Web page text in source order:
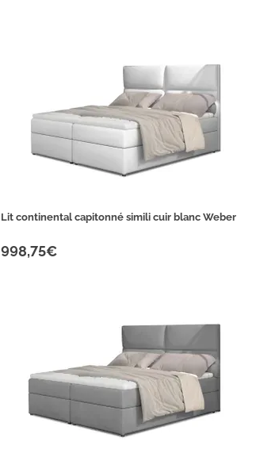
Lit continental capitonné simili cuir blanc Weber
998,75€